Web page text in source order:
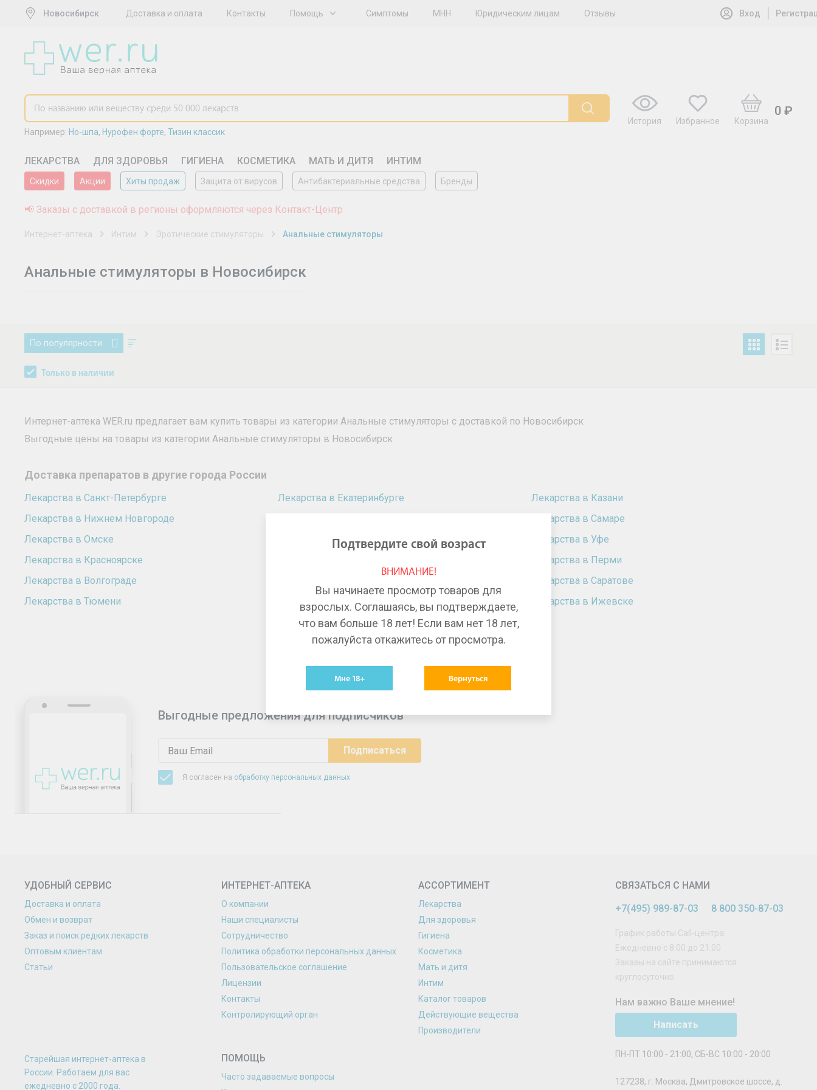
Новосибирск Доставка и оплата Контакты Помощь Симптомы МНН Юридическим лицам Отзывы Вход
История Избранное Корзина
0 ₽
Например: Но-шпа, Нурофен форте, Тизин классик
ЛЕКАРСТВА ДЛЯ ЗДОРОВЬЯ ГИГИЕНА КОСМЕТИКА МАТЬ И ДИТЯ ИНТИМ
Скидки Акции Хиты продаж Защита от вирусов Антибактериальные средства Бренды
📢 Заказы с доставкой в регионы оформляются через Контакт-Центр
Интернет-аптека Интим Эротические стимуляторы Анальные стимуляторы
Анальные стимуляторы в Новосибирск
По популярности
Только в наличии
Интернет-аптека WER.ru предлагает вам купить товары из категории Анальные стимуляторы с доставкой по Новосибирск
Выгодные цены на товары из категории Анальные стимуляторы в Новосибирск
Доставка препаратов в другие города России
Лекарства в Санкт-Петербурге Лекарства в Екатеринбурге
Лекарства в Казани
Лекарства в Нижнем Новгороде
Лекарства в Самаре
Лекарства в Омске
Лекарства в Ростове-на-Дону
Лекарства в Уфе
Лекарства в Красноярске
Лекарства в Перми
Лекарства в Волгограде
Лекарства в Саратове
Лекарства в Тюмени
Лекарства в Тольятти Лекарства в Ижевске
Выгодные предложения для подписчиков
Я согласен на обработку персональных данных
СВЯЗАТЬСЯ С НАМИ
+7(495) 989-87-03
8 800 350-87-03
График работы Call-центра:
Ежедневно с 8:00 до 21:00
Заказы на сайте принимаются
круглосуточно
Нам важно Ваше мнение!
Написать
ПН-ПТ 10:00 - 21:00, СБ-ВС 10:00 - 20:00
127238, г. Москва, Дмитровское шоссе, д.
УДОБНЫЙ СЕРВИС
Доставка и оплата
Обмен и возврат
Заказ и поиск редких лекарств
Оптовым клиентам
Статьи
ИНТЕРНЕТ-АПТЕКА
О компании
Наши специалисты
Сотрудничество
Политика обработки персональных данных
Пользовательское соглашение
Лицензии
Контакты
Контролирующий орган
АССОРТИМЕНТ
Лекарства
Для здоровья
Гигиена
Косметика
Мать и дитя
Интим
Каталог товаров
Действующие вещества
Производители
Старейшая интернет-аптека в
России. Работаем для вас
eжедневно с 2000 года.
ПОМОЩЬ
Часто задаваемые вопросы
Подтвердите свой возраст
ВНИМАНИЕ!
Вы начинаете просмотр товаров для
взрослых. Соглашаясь, вы подтверждаете,
что вам больше 18 лет! Если вам нет 18 лет,
пожалуйста откажитесь от просмотра.
Мне 18+ Вернуться